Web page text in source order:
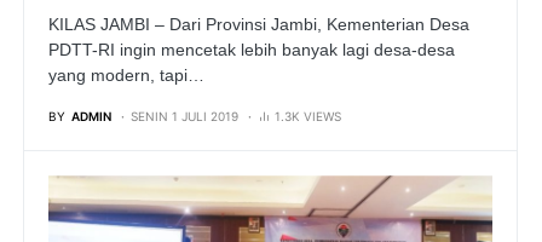
KILAS JAMBI – Dari Provinsi Jambi, Kementerian Desa
PDTT-RI ingin mencetak lebih banyak lagi desa-desa
yang modern, tapi…
BY ADMIN SENIN 1 JULI 2019 1.3K VIEWS